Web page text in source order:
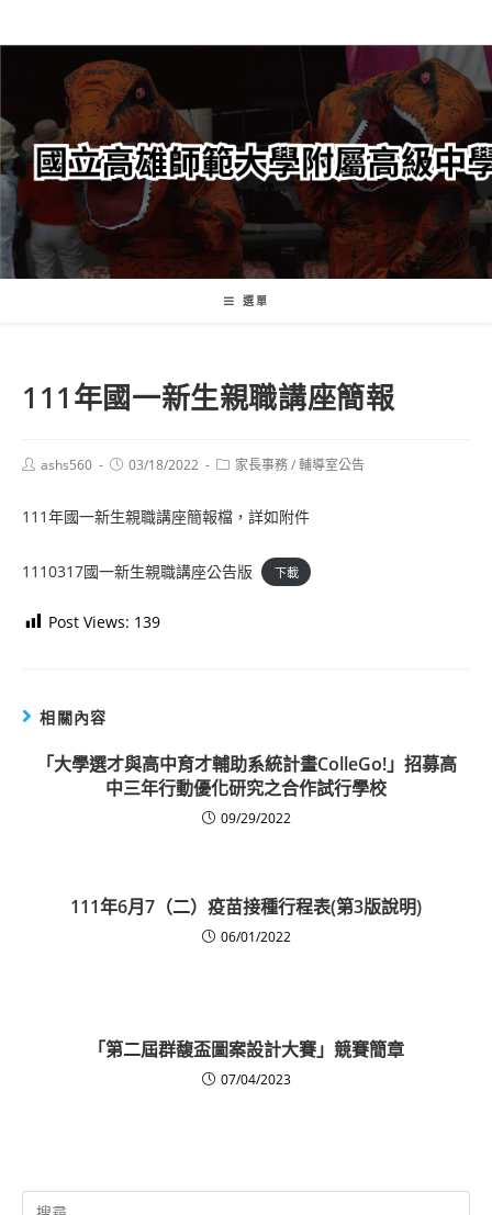
轉
要
內
容
選單
111年國一新生親職講座簡報
Postashs560
Post03/18/2022
Post家長事務/輔導室公告
111年國一新生親職講座簡報檔，詳如附件
1110317國一新生親職講座公告版 下載
Post Views: 139
相關內容
「大學選才與高中育才輔助系統計畫ColleGo!」招募高
中三年行動優化研究之合作試行學校
09/29/2022
111年6月7（二）疫苗接種行程表(第3版說明)
06/01/2022
「第二屆群馥盃圖案設計大賽」競賽簡章
07/04/2023
Search